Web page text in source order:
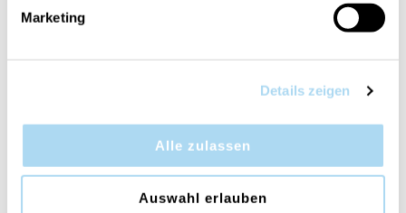
Marketing
Details zeigen
Alle zulassen
Auswahl erlauben
Tumbler
Tumbler